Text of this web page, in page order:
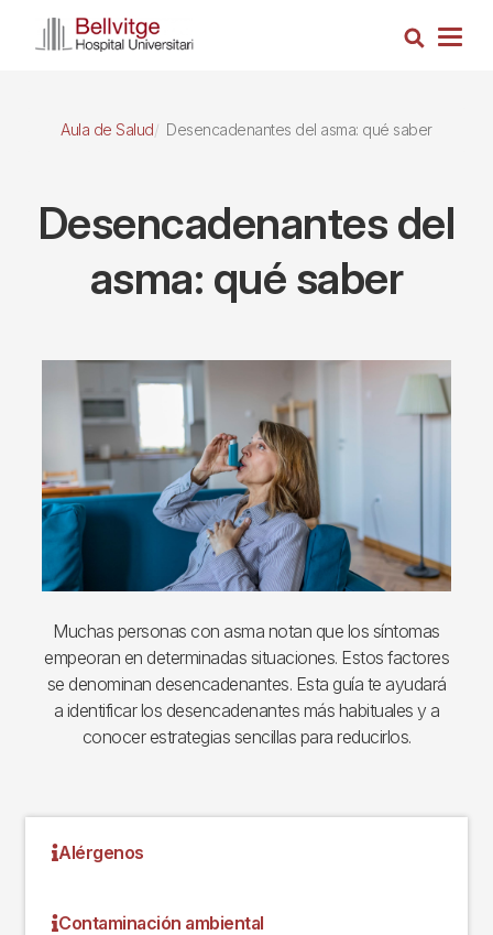
Busca
Aula de Salud Desencadenantes del asma: qué saber
Desencadenantes del
asma: qué saber
Muchas personas con asma notan que los síntomas
empeoran en determinadas situaciones. Estos factores
se denominan desencadenantes. Esta guía te ayudará
a identificar los desencadenantes más habituales y a
conocer estrategias sencillas para reducirlos.
Alérgenos
Contaminación ambiental